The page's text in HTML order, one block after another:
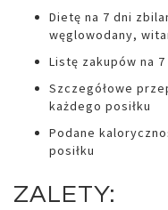
Dietę na 7 dni
węglowodany,
Listę zakupów na 7
Szczegółowe
każdego posiłku
Podane
posiłku
ZALETY: